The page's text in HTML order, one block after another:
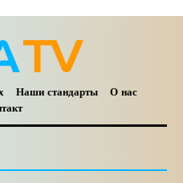
Наши стандарты
О нас